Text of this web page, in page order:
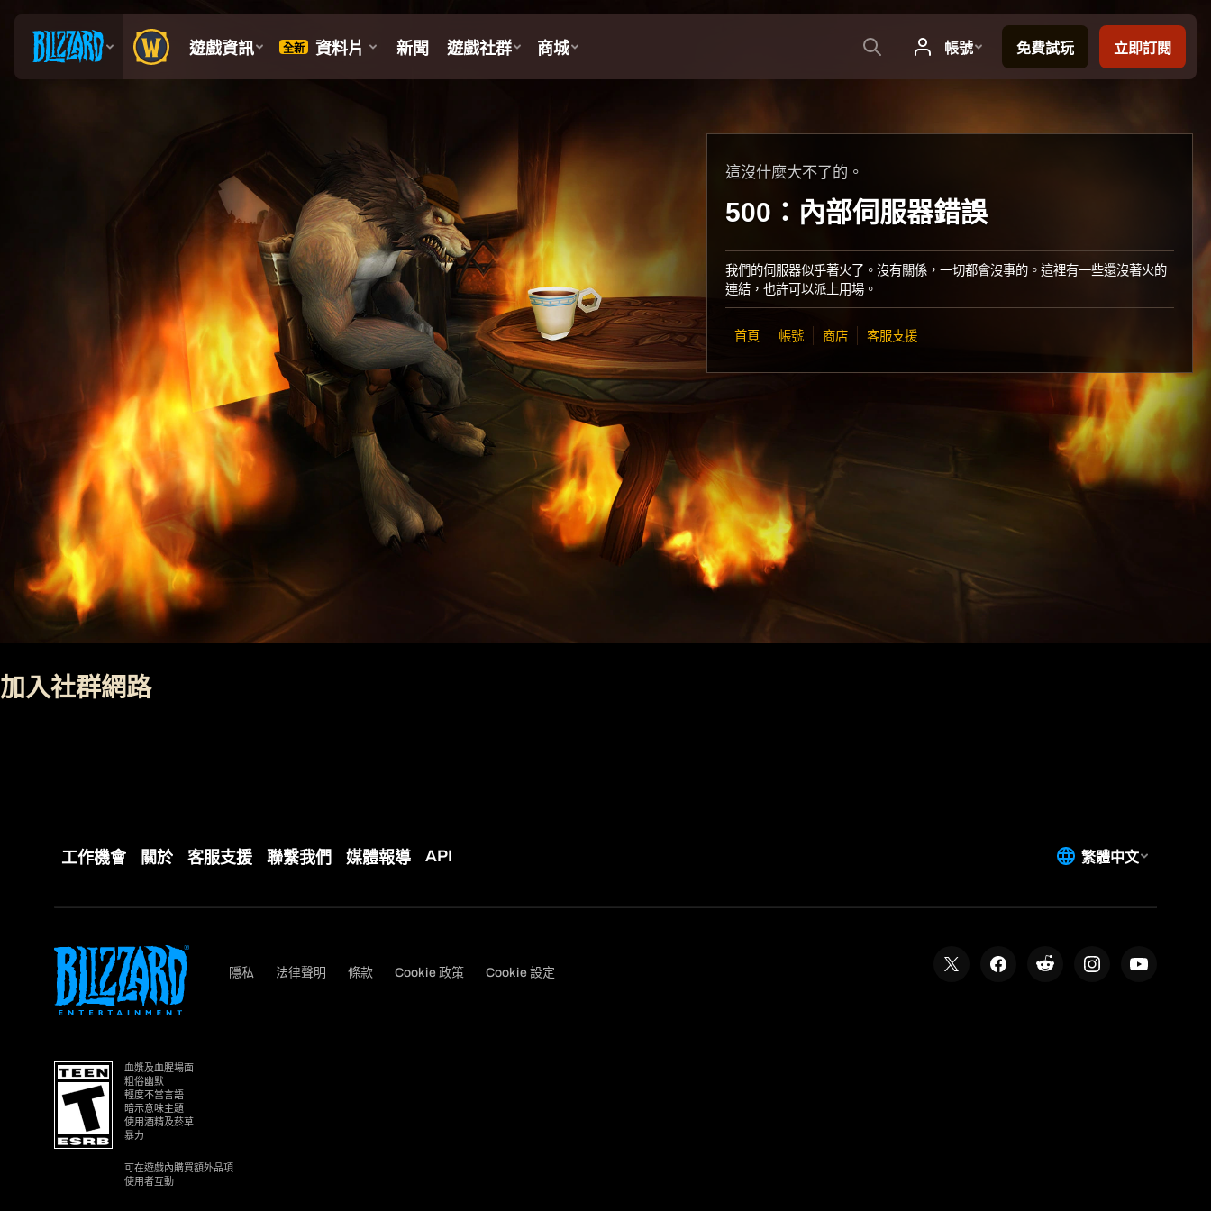
這沒什麼大不了的。
500：內部伺服器錯誤
我們的伺服器似乎著火了。沒有關係，一切都會沒事的。這裡有一些還沒著火的
連結，也許可以派上用場。
首頁 帳號 商店 客服支援
加入社群網路